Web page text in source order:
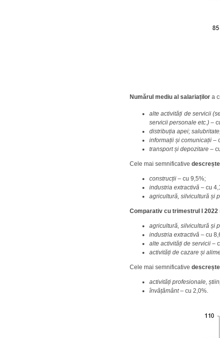
Numărul mediu al salariaților a
alte activități de servicii
servicii personale etc.) –
distribuția apei;
informații și comunicații –
transport și depozitare –
Cele mai semnificative
construcții – cu 9,5%;
industria extractivă – cu
agricultură, silvicultură și
Comparativ cu trimestrul I 2022
agricultură, silvicultură și
industria extractivă – cu
alte activități de servicii –
activități de cazare și
Cele mai semnificative
activități profesionale,
învățământ– cu 2,0%.